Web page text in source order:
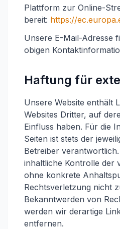
Plattform zur Online-
bereit: https://
Unsere E-Mail-Adresse
obigen
Haftung für
Unsere Website enthält
Websites Dritter, auf
Einfluss haben. Für die
Seiten ist stets der
Betreiber
inhaltliche Kontrolle der
ohne konkrete
Rechtsverletzung nicht
Bekanntwerden von
werden wir derartige
entfernen.